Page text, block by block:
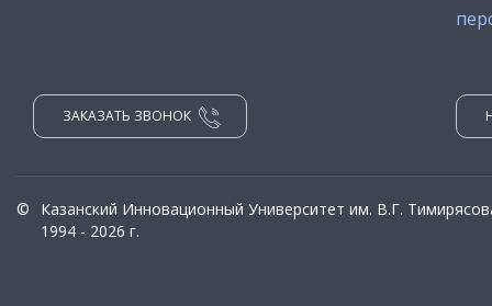
ЗАКАЗАТЬ ЗВОНОК
©
Казанский Инновационный Университет им. В.Г.
1994 - 2026 г.